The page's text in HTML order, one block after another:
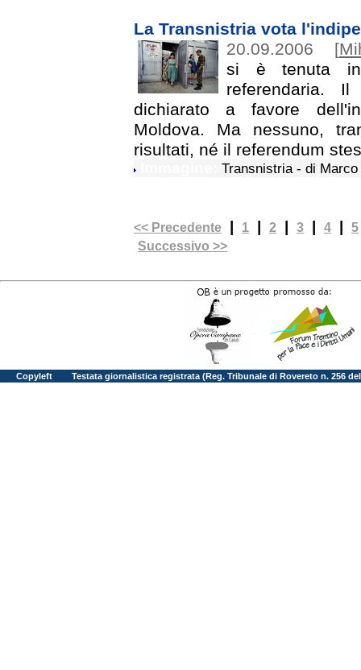
La Transnistria vota
20.09.2006
[
si è tenuta in
referendaria.
dichiarato a favore
Moldova. Ma nessuno,
risultati, né il referendum
Immagine:Transnistria - di Marco
<< Precedente 1 2 3 4
5
Successivo >>
Copyleft Testata giornalistica registrata (Reg. Tribunale di Rovereto n. 256